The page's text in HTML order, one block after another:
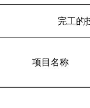
完工的
项目名称